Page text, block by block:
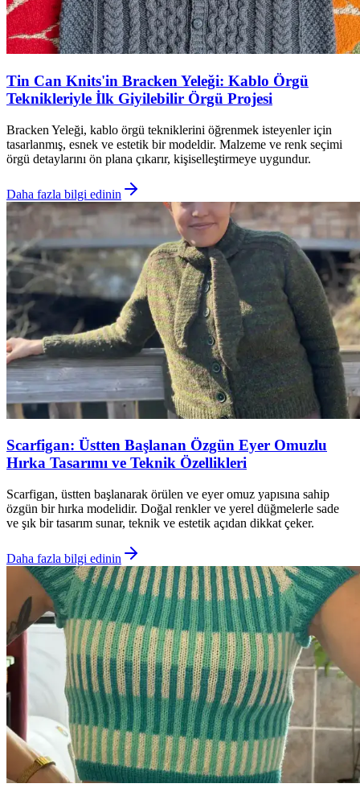
Tin Can Knits'in Bracken Yeleği: Kablo Örgü
Teknikleriyle İlk Giyilebilir Örgü Projesi
Bracken Yeleği, kablo örgü tekniklerini öğrenmek isteyenler için
tasarlanmış, esnek ve estetik bir modeldir. Malzeme ve renk seçimi
örgü detaylarını ön plana çıkarır, kişiselleştirmeye uygundur.
Daha fazla bilgi edinin
Scarfigan: Üstten Başlanan Özgün Eyer Omuzlu
Hırka Tasarımı ve Teknik Özellikleri
Scarfigan, üstten başlanarak örülen ve eyer omuz yapısına sahip
özgün bir hırka modelidir. Doğal renkler ve yerel düğmelerle sade
ve şık bir tasarım sunar, teknik ve estetik açıdan dikkat çeker.
Daha fazla bilgi edinin